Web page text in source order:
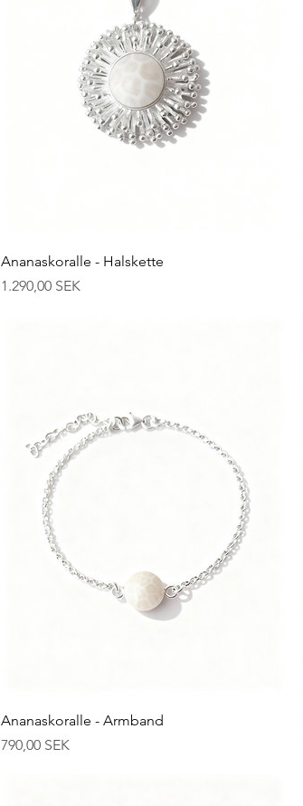
Schnellansicht
Ananaskoralle - Halskette
Preis
1.290,00 SEK
Schnellansicht
Ananaskoralle - Armband
Preis
790,00 SEK